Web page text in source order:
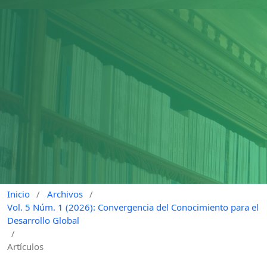
Inicio / Archivos /
Vol. 5 Núm. 1 (2026): Convergencia del Conocimiento para el
Desarrollo Global
/
Artículos